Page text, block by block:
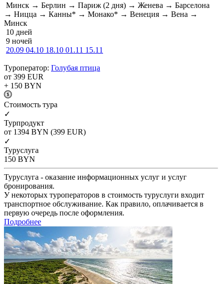
Минск → Берлин → Париж (2 дня) → Женева → Барселона
→ Ницца → Канны* → Монако* → Венеция → Вена →
Минск
10 дней
9 ночей
20.09 04.10 18.10 01.11 15.11
Туроператор: Голубая птица
от 399 EUR
+ 150 BYN
Cтоимость тура
✓
Турпродукт
от 1394 BYN (399 EUR)
✓
Туруслуга
150 BYN
Туруслуга - оказание информационных услуг и услуг
бронирования.
У некоторых туроператоров в стоимость туруслуги входит
транспортное обслуживание. Как правило, оплачивается в
первую очередь после оформления.
Подробнее